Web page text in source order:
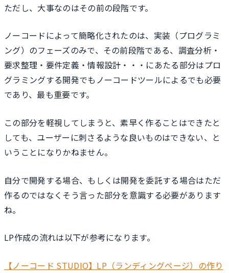
ただし、大事なのはその前の段階です。
ノーコードによって簡略化されたのは、実装（プログラミ
ング）のフェーズのみで、その前段階である、調査分析・
要求整理・要件定義・情報設計・・・にあたる部分はプロ
グラミングする開発でもノーコードツールによるでも必要
であり、最も重要です。
この部分を軽視してしまうと、素早く作ることはできたと
しても、ユーザーに刺さるような良いものはできない、と
いうことになりかねません。
自分で開発する場合、もしくは開発を委託する場合はただ
作るのではなくそう言った部分を意識する必要があります
ね。
LP作成の流れは以下が参考になります。
【ノーコード STUDIO】LP（ランディングページ）の作り